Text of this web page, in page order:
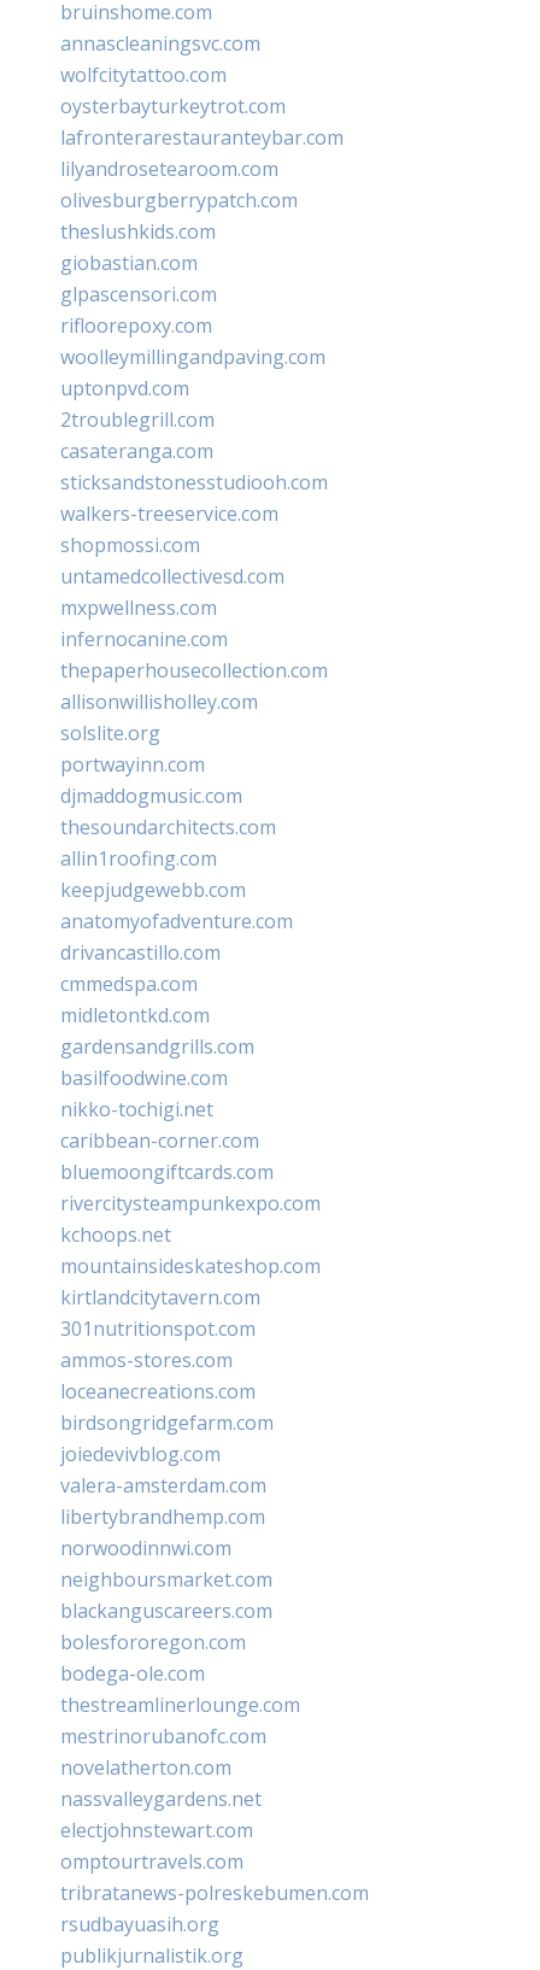
bruinshome.com
annascleaningsvc.com
wolfcitytattoo.com
oysterbayturkeytrot.com
lafronterarestauranteybar.com
lilyandrosetearoom.com
olivesburgberrypatch.com
theslushkids.com
giobastian.com
glpascensori.com
rifloorepoxy.com
woolleymillingandpaving.com
uptonpvd.com
2troublegrill.com
casateranga.com
sticksandstonesstudiooh.com
walkers-treeservice.com
shopmossi.com
untamedcollectivesd.com
mxpwellness.com
infernocanine.com
thepaperhousecollection.com
allisonwillisholley.com
solslite.org
portwayinn.com
djmaddogmusic.com
thesoundarchitects.com
allin1roofing.com
keepjudgewebb.com
anatomyofadventure.com
drivancastillo.com
cmmedspa.com
midletontkd.com
gardensandgrills.com
basilfoodwine.com
nikko-tochigi.net
caribbean-corner.com
bluemoongiftcards.com
rivercitysteampunkexpo.com
kchoops.net
mountainsideskateshop.com
kirtlandcitytavern.com
301nutritionspot.com
ammos-stores.com
loceanecreations.com
birdsongridgefarm.com
joiedevivblog.com
valera-amsterdam.com
libertybrandhemp.com
norwoodinnwi.com
neighboursmarket.com
blackanguscareers.com
bolesfororegon.com
bodega-ole.com
thestreamlinerlounge.com
mestrinorubanofc.com
novelatherton.com
nassvalleygardens.net
electjohnstewart.com
omptourtravels.com
tribratanews-polreskebumen.com
rsudbayuasih.org
publikjurnalistik.org